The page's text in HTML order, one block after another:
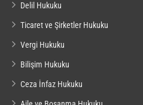
Delil Hukuku
Ticaret ve Şirketler Hukuku
Vergi Hukuku
Bilişim Hukuku
Ceza İnfaz Hukuku